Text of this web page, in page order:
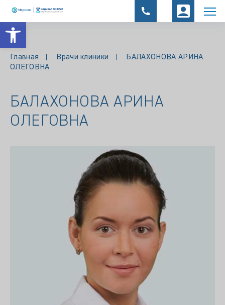
Открыть панель инструментов
Главная Врачи клиники
БАЛАХОНОВА АРИНА
ОЛЕГОВНА
БАЛАХОНОВА АРИНА
ОЛЕГОВНА